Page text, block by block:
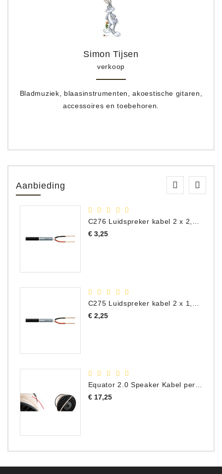
Simon Tijsen
verkoop
Bladmuziek, blaasinstrumenten, akoestische gitaren,
accessoires en toebehoren.
Aanbieding
€ 3,25Prijs
€ 2,25Prijs
Equator 2.0 Speaker Kabel per meter
€ 17,25Prijs